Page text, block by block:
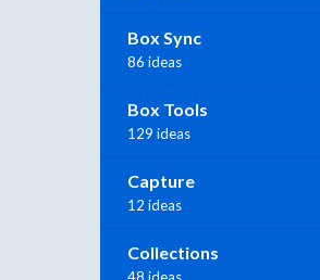
Box Sync
86 ideas
Box Tools
129 ideas
Capture
12 ideas
Collections
48 ideas